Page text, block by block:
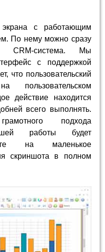
с работающим
По нему можно сразу
CRM-система. Мы
с поддержкой
что пользовательский
пользовательском
действие находится
всего выполнять.
подхода
работы будет
на маленькое
скриншота в полном